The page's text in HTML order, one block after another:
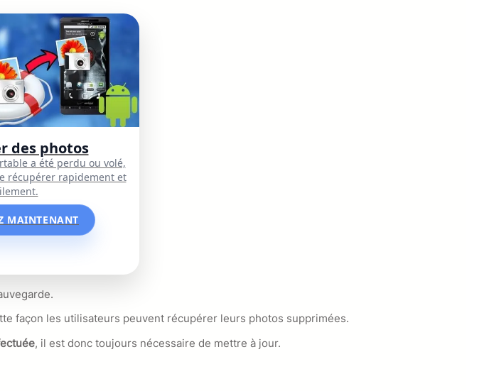
des photos
a été perdu ou volé,
récupérer rapidement et
MAINTENANT
façon les utilisateurs peuvent récupérer leurs photos supprimées.
, il est donc toujours nécessaire de mettre à jour.